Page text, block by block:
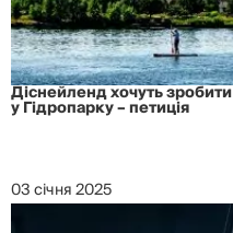
Діснейленд хочуть зробити
у Гідропарку – петиція
03 січня 2025